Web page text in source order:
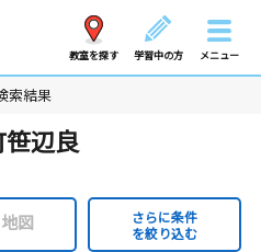
教室を探す 学習中の方 メニュー
索結果
辺良
地図
さらに条件
を絞り込む